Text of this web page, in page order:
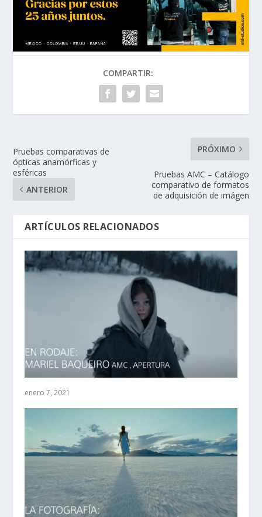
COMPARTIR:
Pruebas comparativas de
ópticas anamórficas y
esféricas
ANTERIOR
PRÓXIMO
Pruebas AMC – Catálogo
comparativo de formatos
de adquisición de imágen
ARTÍCULOS RELACIONADOS
enero 7, 2021